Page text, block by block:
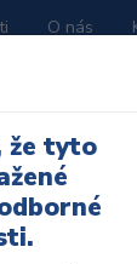
O nás
že tyto